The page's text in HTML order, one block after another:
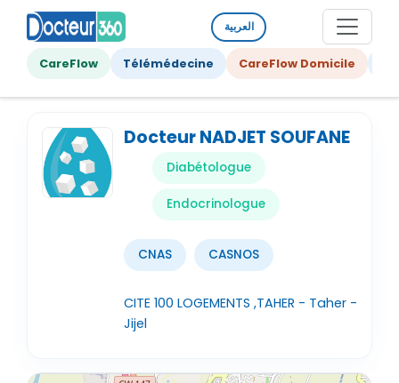
العربية
CareFlow Télémédecine CareFlow Domicile
Docteur NADJET SOUFANE
Diabétologue
Endocrinologue
CNAS CASNOS
CITE 100 LOGEMENTS ,TAHER - Taher -
Jijel